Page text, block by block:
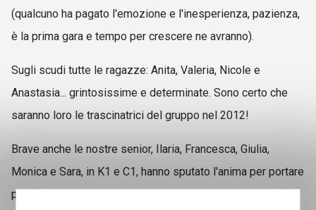
(qualcuno ha pagato l'emozione e l'inesperienza, pazienza,
è la prima gara e tempo per crescere ne avranno).
Sugli scudi tutte le ragazze: Anita, Valeria, Nicole e
Anastasia... grintosissime e determinate. Sono certo che
saranno loro le trascinatrici del gruppo nel 2012!
Brave anche le nostre senior, Ilaria, Francesca, Giulia,
Monica e Sara, in K1 e C1, hanno sputato l'anima per portare
punti al Club.